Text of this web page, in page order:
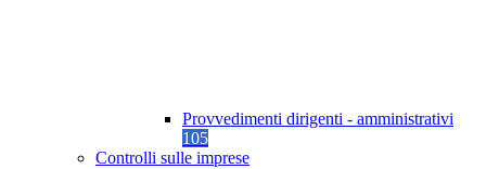
Provvedimenti dirigenti - amministrativi
105
Controlli sulle imprese